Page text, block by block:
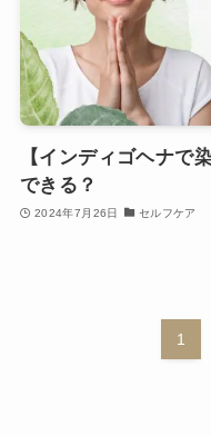
【インディゴヘナで
できる？
2024年7月26日 セルフケア
1